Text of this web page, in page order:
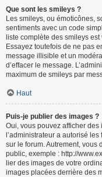
Que sont les smileys ?
Les smileys, ou émoticônes,
sentiments avec un code
liste complète des smileys
Essayez toutefois de ne pas
message illisible et un
d’effacer le message.
maximum de smileys par
Haut
Puis-je publier des images ?
Oui, vous pouvez afficher
l’administrateur a autorisé
sur le forum. Autrement, vous
public, exemple : http://
lier des images de votre
images placées derrière des